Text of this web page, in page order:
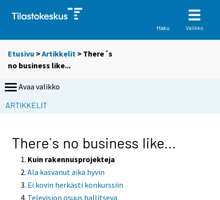
Haku Valikko
Etusivu >Artikkelit > There´s
no business like...
Avaa valikko
ARTIKKELIT
There´s no business like...
Kuin rakennusprojekteja
Ala kasvanut aika hyvin
Ei kovin herkästi konkurssiin
Television osuus hallitseva